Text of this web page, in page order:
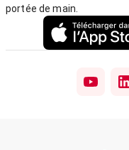
portée de main.